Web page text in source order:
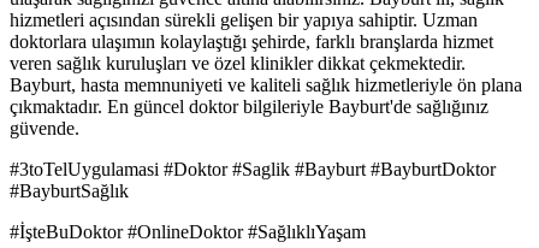
hizmetleri açısından sürekli gelişen bir yapıya sahiptir. Uzman
doktorlara ulaşımın kolaylaştığı şehirde, farklı branşlarda hizmet
veren sağlık kuruluşları ve özel klinikler dikkat çekmektedir.
Bayburt, hasta memnuniyeti ve kaliteli sağlık hizmetleriyle ön plana
çıkmaktadır. En güncel doktor bilgileriyle Bayburt'de sağlığınız
güvende.
#3toTelUygulamasi #Doktor #Saglik #Bayburt #BayburtDoktor
#BayburtSağlık
#İşteBuDoktor #OnlineDoktor #SağlıklıYaşam